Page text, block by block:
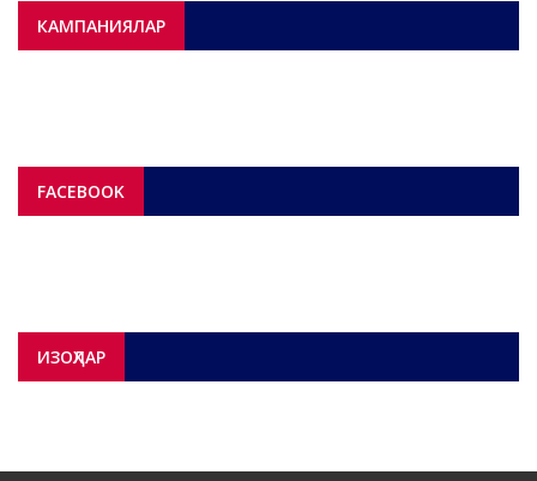
КАМПАНИЯЛАР
FACEBOOK
ИЗОҲЛАР